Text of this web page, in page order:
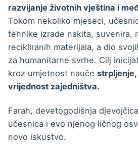
razvijanje životnih vještina i
Tokom nekoliko mjeseci,
tehnike izrade nakita, suvenira,
recikliranih materijala, a dio
za humanitarne svrhe. Cilj
kroz umjetnost nauče
vrijednost zajedništva.
Farah, devetogodišnja
učesnica i evo njenog ličnog
novo iskustvo.